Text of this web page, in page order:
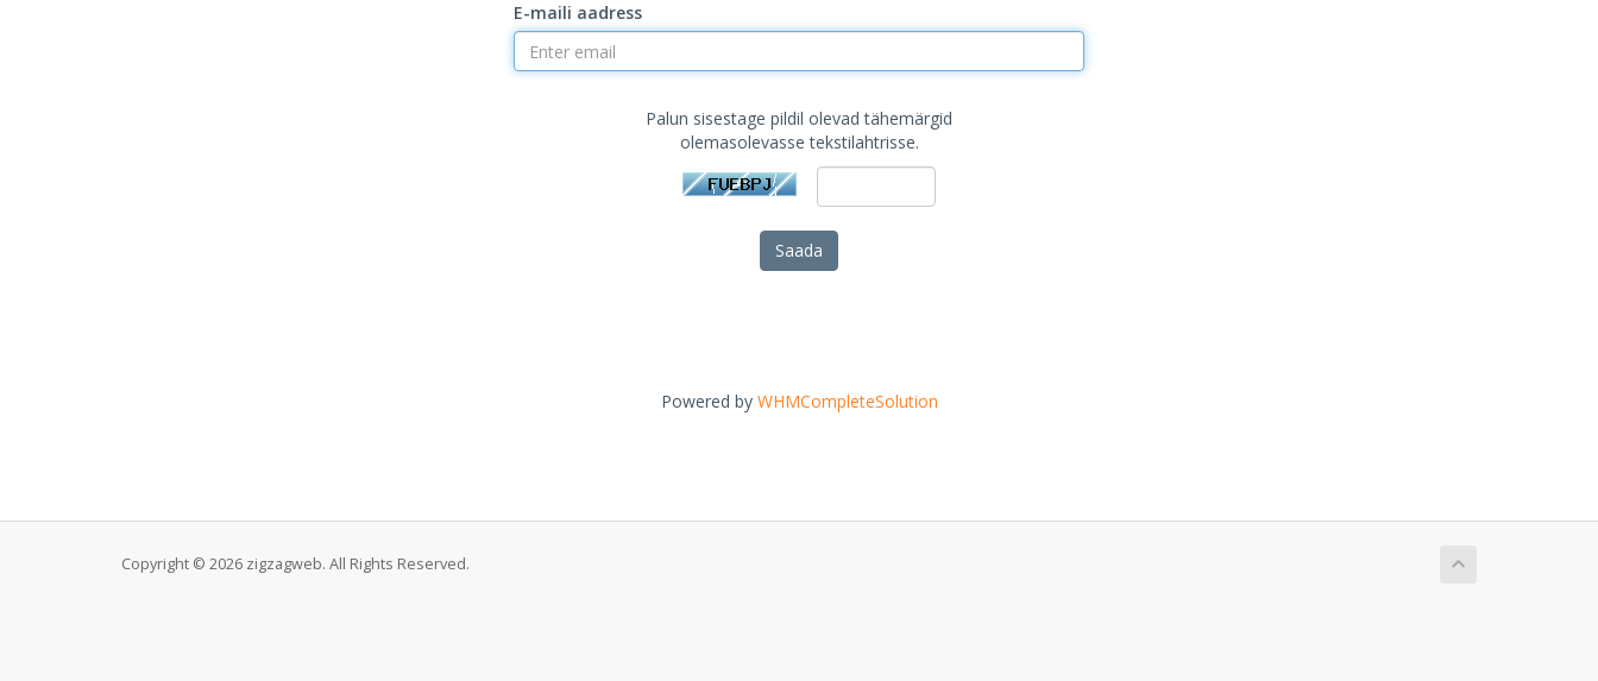
E-maili aadress
Palun sisestage pildil olevad tähemärgid
olemasolevasse tekstilahtrisse.
Saada
Powered by WHMCompleteSolution
Copyright © 2026 zigzagweb. All Rights Reserved.